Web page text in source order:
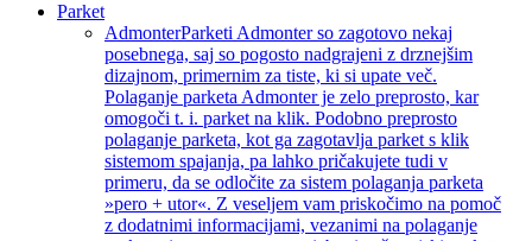
Parket
AdmonterParketi Admonter so zagotovo nekaj
posebnega, saj so pogosto nadgrajeni z drznejšim
dizajnom, primernim za tiste, ki si upate več.
Polaganje parketa Admonter je zelo preprosto, kar
omogoči t. i. parket na klik. Podobno preprosto
polaganje parketa, kot ga zagotavlja parket s klik
sistemom spajanja, pa lahko pričakujete tudi v
primeru, da se odločite za sistem polaganja parketa
»pero + utor«. Z veseljem vam priskočimo na pomoč
z dodatnimi informacijami, vezanimi na polaganje